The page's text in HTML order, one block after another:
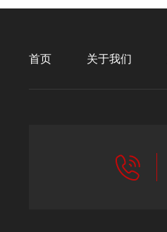
首页 关于我们